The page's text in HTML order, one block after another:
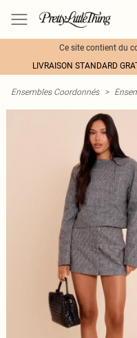
Ce site contient du
LIVRAISON STANDARD
Ensembles Coordonnés >